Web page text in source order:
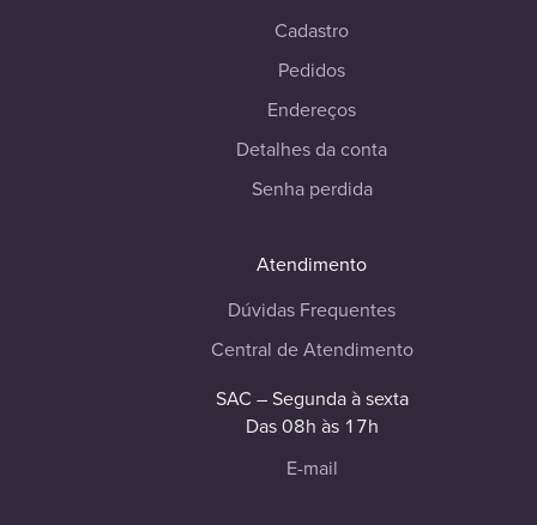
Cadastro
Pedidos
Endereços
Detalhes da conta
Senha perdida
Atendimento
Dúvidas Frequentes
Central de Atendimento
SAC – Segunda à sexta
Das 08h às 17h
E-mail